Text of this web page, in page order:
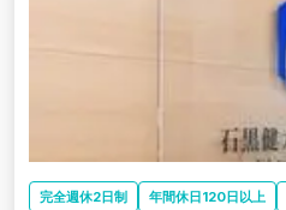
完全週休2日制 年間休日120日以上